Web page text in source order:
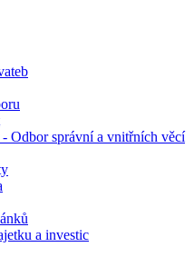
Odbor správní a vnitřních věcí
a investic